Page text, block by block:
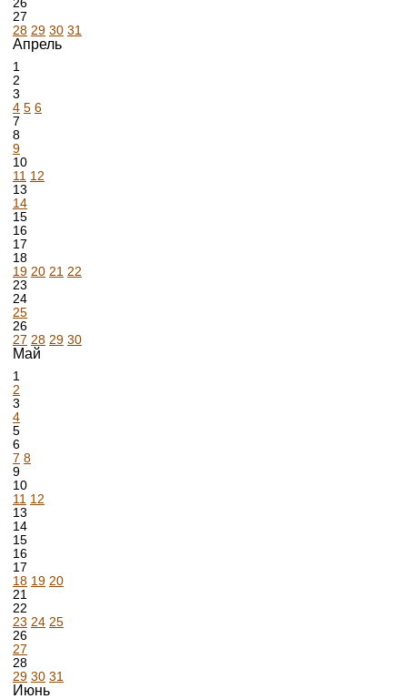
27
28 29 30 31
Апрель
1
2
3
4 5 6
7
8
9
10
11 12
13
14
15
16
17
18
19 20 21 22
23
24
25
26
27 28 29 30
Май
1
2
3
4
5
6
7 8
9
10
11 12
13
14
15
16
17
18 19 20
21
22
23 24 25
26
27
28
29 30 31
Июнь